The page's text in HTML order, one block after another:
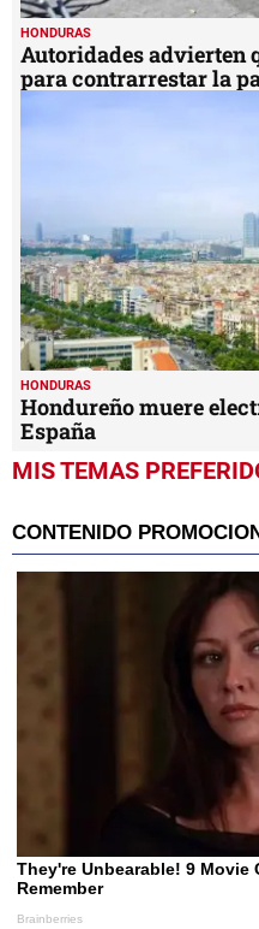
HONDURAS
Autoridades advierten
para contrarrestar la
HONDURAS
Hondureño muere
España
MIS TEMAS